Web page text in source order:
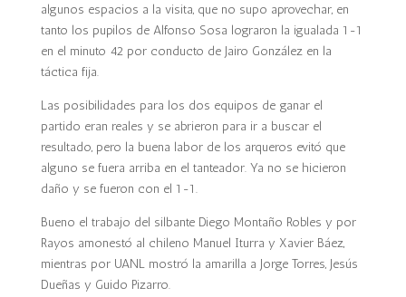
algunos espacios a la visita, que no supo aprovechar, en
tanto los pupilos de Alfonso Sosa lograron la igualada 1-1
en el minuto 42 por conducto de Jairo González en la
táctica fija.
Las posibilidades para los dos equipos de ganar el
partido eran reales y se abrieron para ir a buscar el
resultado, pero la buena labor de los arqueros evitó que
alguno se fuera arriba en el tanteador. Ya no se hicieron
daño y se fueron con el 1-1.
Bueno el trabajo del silbante Diego Montaño Robles y por
Rayos amonestó al chileno Manuel Iturra y Xavier Báez,
mientras por UANL mostró la amarilla a Jorge Torres, Jesús
Dueñas y Guido Pizarro.